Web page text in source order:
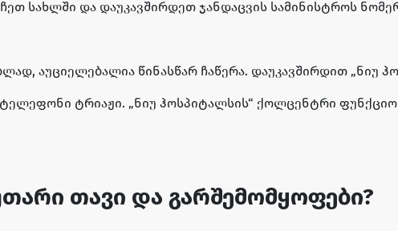
და დაუკავშირდეთ ჯანდაცვის სამინისტროს
აუციელებალია წინასწარ ჩაწერა. დაუკავშირდით „ნიუ
ტრიაჟი. „ნიუ ჰოსპიტალსის“ ქოლცენტრი
თავი და გარშემომყოფები?